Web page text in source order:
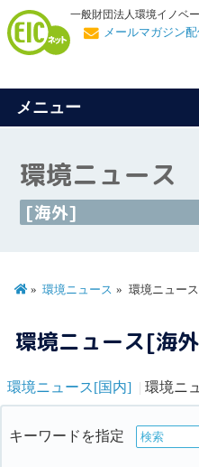
一般財団法人環境イノベ
メールマガジン
メニュー
環境ニュース
[海外]
環境ニュース 環境ニュー
環境ニュース[海
環境ニュース[国内] 環境ニ
キーワードを指定